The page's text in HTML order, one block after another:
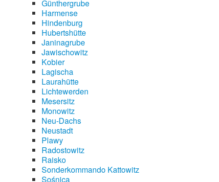
Günthergrube
Harmense
Hindenburg
Hubertshütte
Janinagrube
Jawischowitz
Kobier
Lagischa
Laurahütte
Lichtewerden
Mesersitz
Monowitz
Neu-Dachs
Neustadt
Plawy
Radostowitz
Raisko
Sonderkommando Kattowitz
Sośnica